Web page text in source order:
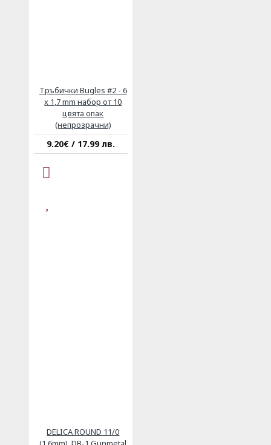
Тръбички Bugles #2 - 6
x 1,7 mm набор от 10
цвята опак
(непрозрачни)
9.20€ / 17.99 лв.
DELICA ROUND 11/0